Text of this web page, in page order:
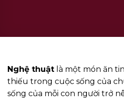
Nghệ thuật là một món ăn
thiếu trong cuộc sống của
sống của mỗi con người trở